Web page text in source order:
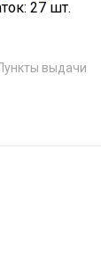
27 шт.
выдачи